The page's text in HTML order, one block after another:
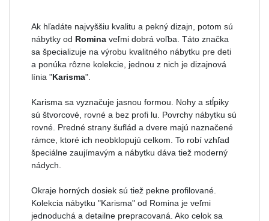
Ak hľadáte najvyššiu kvalitu a pekný dizajn, potom sú
nábytky od Romina veľmi dobrá voľba. Táto značka
sa špecializuje na výrobu kvalitného nábytku pre deti
a ponúka rôzne kolekcie, jednou z nich je dizajnová
línia "Karisma".
Karisma sa vyznačuje jasnou formou. Nohy a stĺpiky
sú štvorcové, rovné a bez profi lu. Povrchy nábytku sú
rovné. Predné strany šuflád a dvere majú naznačené
rámce, ktoré ich neobklopujú celkom. To robí vzhľad
špeciálne zaujímavým a nábytku dáva tiež moderný
nádych.
Okraje horných dosiek sú tiež pekne profilované.
Kolekcia nábytku "Karisma" od Romina je veľmi
jednoduchá a detailne prepracovaná. Ako celok sa